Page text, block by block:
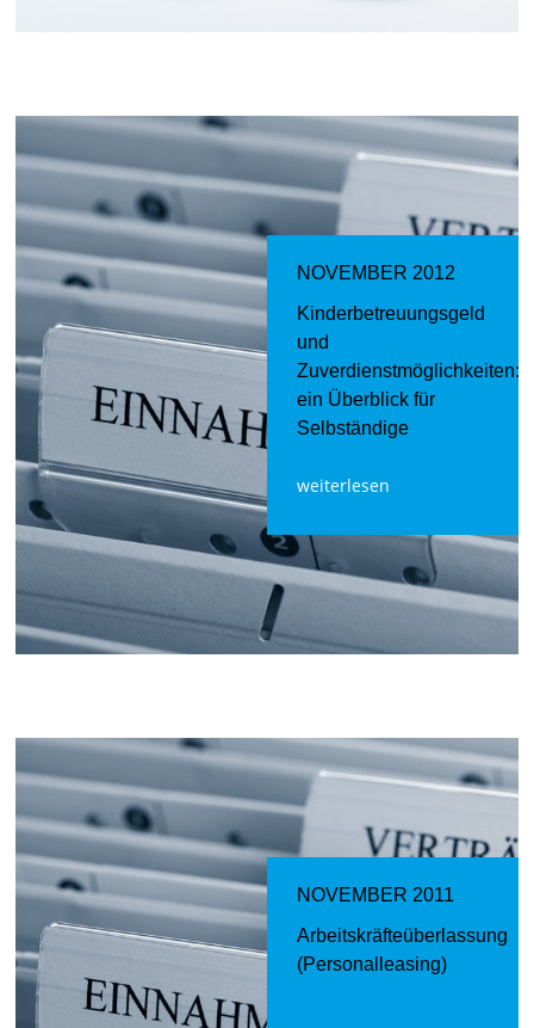
NOVEMBER 2012
Kinderbetreuungsgeld
und
Zuverdienstmöglichkeiten:
ein Überblick für
Selbständige
weiterlesen
NOVEMBER 2011
Arbeitskräfteüberlassung
(Personalleasing)